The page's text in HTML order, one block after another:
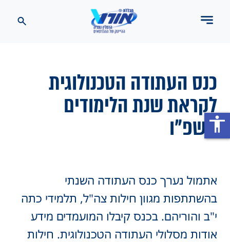
כנס העתודה הטכנולוגית
לקראת שנת הלימודים
תשפ"ו
אתמול נערך כנס העתודה השנתי
בהשתתפות מגוון חילות צה"ל, תלמידי כתה
י"ב והוריהם. בכנס קיבלו המועמדים מידע
אודות מסלולי העתודה הטכנולוגית. חילות
accessibility